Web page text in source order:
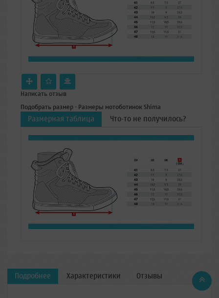
Написать отзыв
Подобрать размер - Размеры мотоботинок Shima
Размерная таблица Что-то не получилось?
Подробнее Характеристики Отзывы